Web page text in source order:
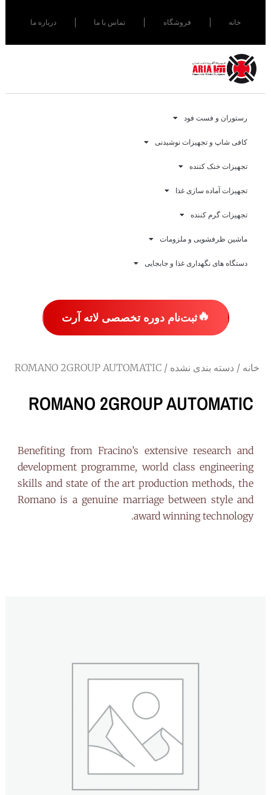
خانه فروشگاه تماس با ما درباره ما
رستوران و فست فود
کافی شاپ و تجهیزات نوشیدنی
تجهیزات خنک کننده
تجهیزات آماده سازی غذا
تجهیزات گرم کننده
ماشین ظرفشویی و ملزومات
دستگاه های نگهداری غذا و جابجایی
🔥ثبت‌نام دوره تخصصی لاته آرت
خانه / دسته بندی نشده / ROMANO 2GROUP AUTOMATIC
ROMANO 2GROUP AUTOMATIC
Benefiting from Fracino’s extensive research and
development programme, world class engineering
skills and state of the art production methods, the
Romano is a genuine marriage between style and
award winning technology.